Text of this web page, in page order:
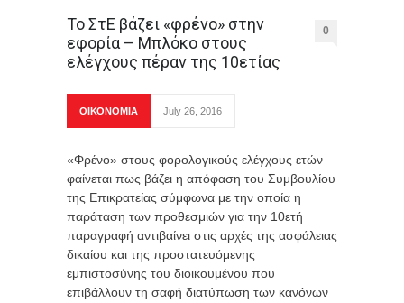
To ΣτΕ βάζει «φρένο» στην
εφορία – Μπλόκο στους
ελέγχους πέραν της 10ετίας
0
ΟΙΚΟΝΟΜΙΑ July 26, 2016
«Φρένο» στους φορολογικούς ελέγχους ετών
φαίνεται πως βάζει η απόφαση του Συμβουλίου
της Επικρατείας σύμφωνα με την οποία η
παράταση των προθεσμιών για την 10ετή
παραγραφή αντιβαίνει στις αρχές της ασφάλειας
δικαίου και της προστατευόμενης
εμπιστοσύνης του διοικουμένου που
επιβάλλουν τη σαφή διατύπωση των κανόνων